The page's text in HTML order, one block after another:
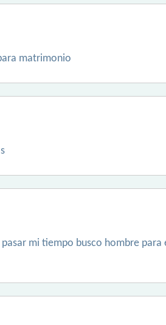
matrimonio
mi tiempo busco hombre para